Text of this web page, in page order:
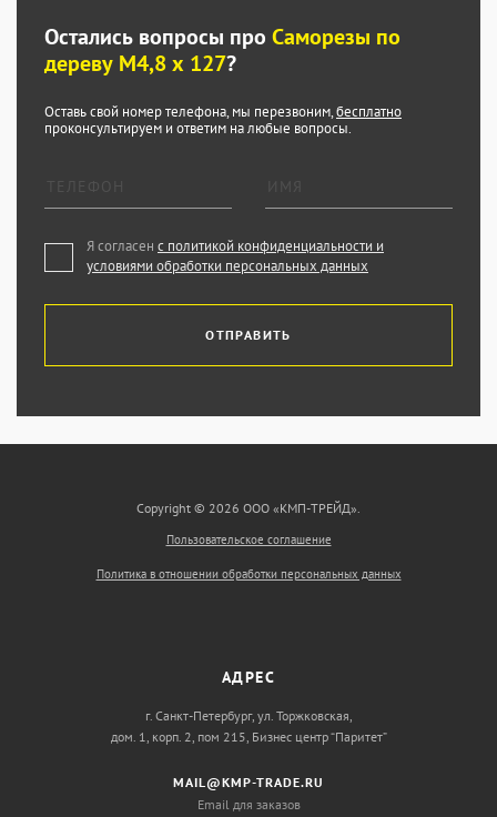
Остались вопросы про Саморезы по
дереву М4,8 х 127?
Оставь свой номер телефона, мы перезвоним,бесплатно
проконсультируем и ответим на любые вопросы.
Я согласен с политикой конфиденциальности и
условиями обработки персональных данных
ОТПРАВИТЬ
Copyright © 2026 ООО «КМП-ТРЕЙД».
Пользовательское соглашение
Политика в отношении обработки персональных данных
АДРЕС
г. Санкт-Петербург, ул. Торжковская,
дом. 1, корп. 2, пом 215, Бизнес центр “Паритет”
MAIL@KMP-TRADE.RU
Email для заказов